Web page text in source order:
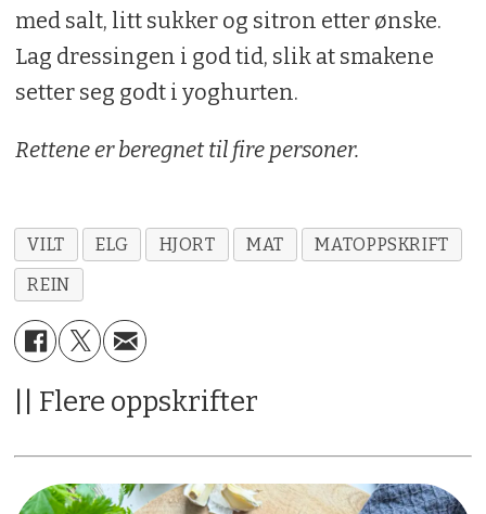
1 ts tomatpuré
1 ss. hakket mynte
Salt, sukker og sitron etter smak
med salt, litt sukker og sitron etter ønske.
Lag dressingen i god tid, slik at smakene
setter seg godt i yoghurten.
Rettene er beregnet til fire personer.
VILT ELG HJORT MAT
MATOPPSKRIFT
REIN
|| Flere oppskrifter